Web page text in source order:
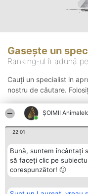
ŞOIMII
22:01
Bună, suntem încântați
să faceți clic pe
corespunzător! 🙂
Gasește un
Ranking-ul îi adună
Cauți un specialist in
nostru de căutare.